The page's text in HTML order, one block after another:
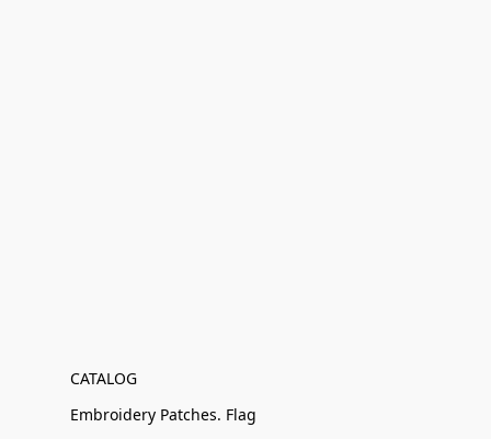
CATALOG
Embroidery Patches. Flag